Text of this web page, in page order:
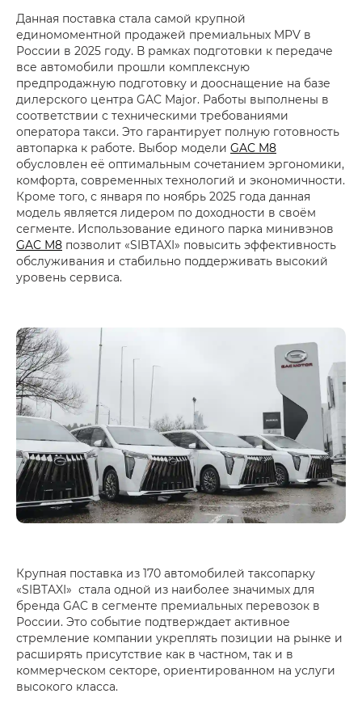
Данная поставка стала самой крупной
единомоментной продажей премиальных MPV в
России в 2025 году. В рамках подготовки к передаче
все автомобили прошли комплексную
предпродажную подготовку и дооснащение на базе
дилерского центра GAC Major. Работы выполнены в
соответствии с техническими требованиями
оператора такси. Это гарантирует полную готовность
автопарка к работе. Выбор модели GAC M8
обусловлен её оптимальным сочетанием эргономики,
комфорта, современных технологий и экономичности.
Кроме того, с января по ноябрь 2025 года данная
модель является лидером по доходности в своём
сегменте. Использование единого парка минивэнов
GAC M8 позволит «SIBTAXI» повысить эффективность
обслуживания и стабильно поддерживать высокий
уровень сервиса.
Крупная поставка из 170 автомобилей таксопарку
«SIBTAXI» стала одной из наиболее значимых для
бренда GAC в сегменте премиальных перевозок в
России. Это событие подтверждает активное
стремление компании укреплять позиции на рынке и
расширять присутствие как в частном, так и в
коммерческом секторе, ориентированном на услуги
высокого класса.